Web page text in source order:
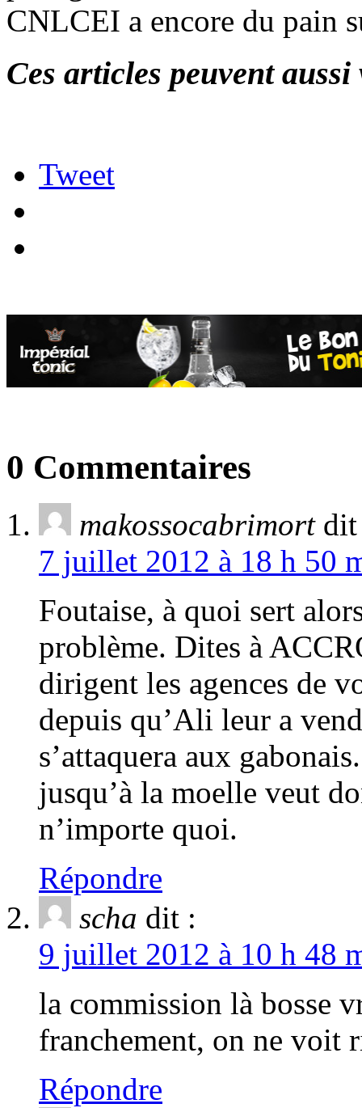
CNLCEI a encore du pain
Ces articles peuvent
Tweet
0 Commentaires
makossocabrimort
7 juillet 2012 à 18 h 50
Foutaise, à quoi sert
problème. Dites à
dirigent les agences de
depuis qu’Ali leur a
s’attaquera aux
jusqu’à la moelle veut
n’importe quoi.
Répondre
scha dit :
9 juillet 2012 à 10 h 48
la commission là bosse
franchement, on ne voit
Répondre